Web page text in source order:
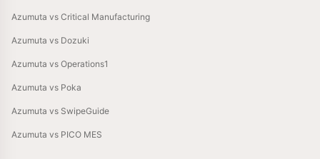
Azumuta vs Critical Manufacturing
Azumuta vs Dozuki
Azumuta vs Operations1
Azumuta vs Poka
Azumuta vs SwipeGuide
Azumuta vs PICO MES